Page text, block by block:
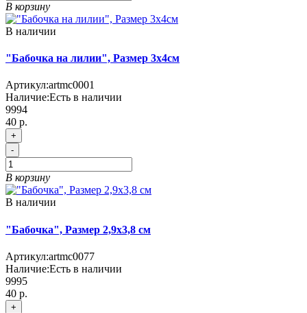
В корзину
В наличии
"Бабочка на лилии", Размер 3х4см
Артикул:artmc0001
Наличие:Есть в наличии
9994
40 р.
+
-
В корзину
В наличии
"Бабочка", Размер 2,9х3,8 см
Артикул:artmc0077
Наличие:Есть в наличии
9995
40 р.
+